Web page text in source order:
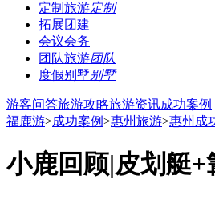
定制旅游定制
拓展团建
会议会务
团队旅游团队
度假别墅别墅
游客问答旅游攻略旅游资讯成功案例
福鹿游>成功案例>惠州旅游>惠州成
小鹿回顾|皮划艇